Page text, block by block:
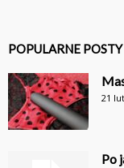
POPULARNE POSTY
21
Po